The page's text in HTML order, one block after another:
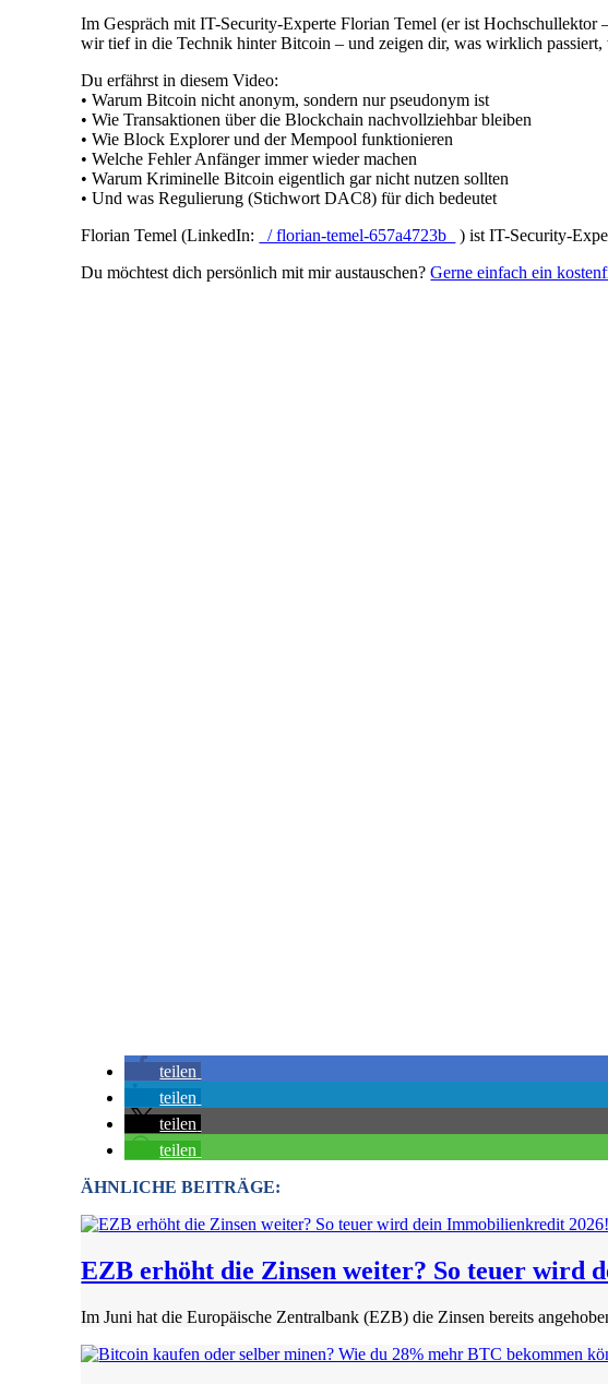
Im Gespräch mit IT-Security-Experte Florian Temel (er ist
wir tief in die Technik hinter Bitcoin – und zeigen dir, was wirklich passiert,
Du erfährst in diesem Video:
• Warum Bitcoin nicht anonym, sondern nur pseudonym ist
• Wie Transaktionen über die Blockchain nachvollziehbar bleiben
• Wie Block Explorer und der Mempool funktionieren
• Welche Fehler Anfänger immer wieder machen
• Warum Kriminelle Bitcoin eigentlich gar nicht nutzen sollten
• Und was Regulierung (Stichwort DAC8) für dich bedeutet
Florian Temel (LinkedIn:
/ florian-temel-657a4723b
) ist IT-Security-
Du möchtest dich persönlich mit mir austauschen?Gerne einfach ein
teilen
teilen
teilen
teilen
ÄHNLICHE BEITRÄGE:
EZB erhöht die Zinsen weiter? So teuer wird
Im Juni hat die Europäische Zentralbank (EZB) die Zinsen bereits